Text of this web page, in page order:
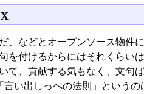
などとオープンソース物件
を付けるからにはそれくらい
て、貢献する気もなく、文句
い出しっぺの法則」という